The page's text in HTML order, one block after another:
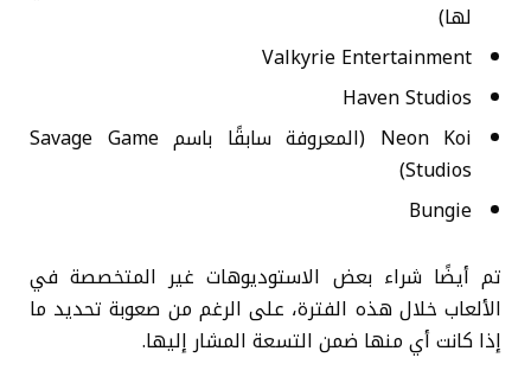
لها)
Valkyrie Entertainment
Haven Studios
Neon Koi (المعروفة سابقًا باسم Savage Game
Studios)
Bungie
تم أيضًا شراء بعض الاستوديوهات غير المتخصصة في
الألعاب خلال هذه الفترة، على الرغم من صعوبة تحديد ما
إذا كانت أي منها ضمن التسعة المشار إليها.